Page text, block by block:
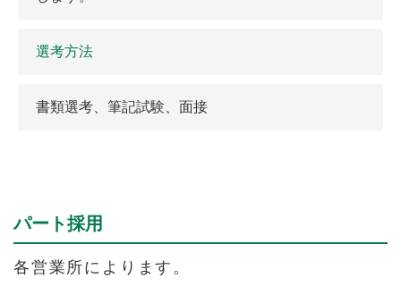
選考方法
書類選考、筆記試験、面接
パート採用
各営業所によります。